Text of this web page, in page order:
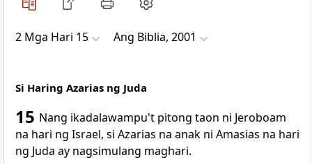
2 Mga Hari 15 Ang Biblia, 2001
Si Haring Azarias ng Juda
15 Nang ikadalawampu't pitong taon ni Jeroboam
na hari ng Israel, si Azarias na anak ni Amasias na hari
ng Juda ay nagsimulang maghari.